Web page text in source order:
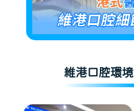
維港口腔環